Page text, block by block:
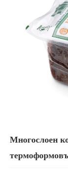
Многослоен